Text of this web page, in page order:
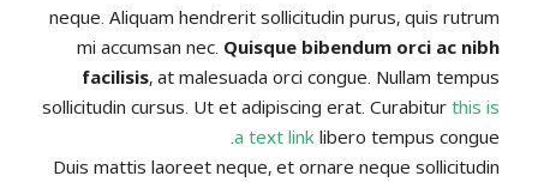
neque. Aliquam hendrerit sollicitudin purus, quis rutrum
mi accumsan nec. Quisque bibendum orci ac nibh
facilisis, at malesuada orci congue. Nullam tempus
sollicitudin cursus. Ut et adipiscing erat. Curabitur this is
a text link libero tempus congue.
Duis mattis laoreet neque, et ornare neque sollicitudin